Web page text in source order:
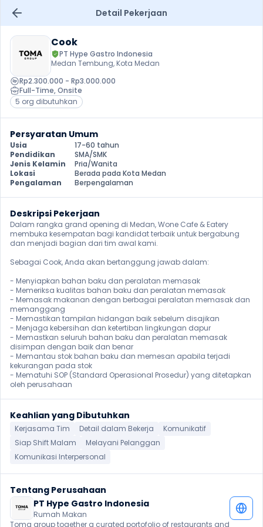
Detail Pekerjaan
Cook
Medan Tembung, Kota Medan
Rp2.300.000 - Rp3.000.000
Full-Time, Onsite
5 org dibutuhkan
Persyaratan Umum
Usia
17-60 tahun
Pendidikan
SMA/SMK
Jenis Kelamin
Pria/Wanita
Lokasi
Berada pada Kota Medan
Pengalaman
Berpengalaman
Deskripsi Pekerjaan
Dalam rangka grand opening di Medan, Wone Cafe & Eatery
membuka kesempatan bagi kandidat terbaik untuk bergabung
dan menjadi bagian dari tim awal kami.
Sebagai Cook, Anda akan bertanggung jawab dalam:
- Menyiapkan bahan baku dan peralatan memasak
- Memeriksa kualitas bahan baku dan peralatan memasak
- Memasak makanan dengan berbagai peralatan memasak dan
memanggang
- Memastikan tampilan hidangan baik sebelum disajikan
- Menjaga kebersihan dan ketertiban lingkungan dapur
- Memastkan seluruh bahan baku dan peralatan memasak
disimpan dengan baik dan benar
- Memantau stok bahan baku dan memesan apabila terjadi
kekurangan pada stok
- Mematuhi SOP (Standard Operasional Prosedur) yang ditetapkan
oleh perusahaan
Keahlian yang Dibutuhkan
Kerjasama Tim Detail dalam Bekerja
Komunikatif
Siap Shift Malam
Melayani Pelanggan
Komunikasi Interpersonal
Tentang Perusahaan
Rumah Makan
Toma group together a curated portofolio of restaurants and